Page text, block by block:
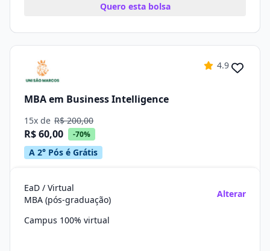
Quero esta bolsa
4.9
MBA em Business Intelligence
15x de R$ 200,00
R$ 60,00 -70%
A 2° Pós é Grátis
EaD / Virtual
MBA (pós-graduação)
Alterar
Campus 100% virtual